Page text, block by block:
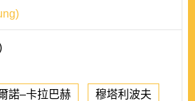
諾–卡拉巴赫 穆塔利波夫